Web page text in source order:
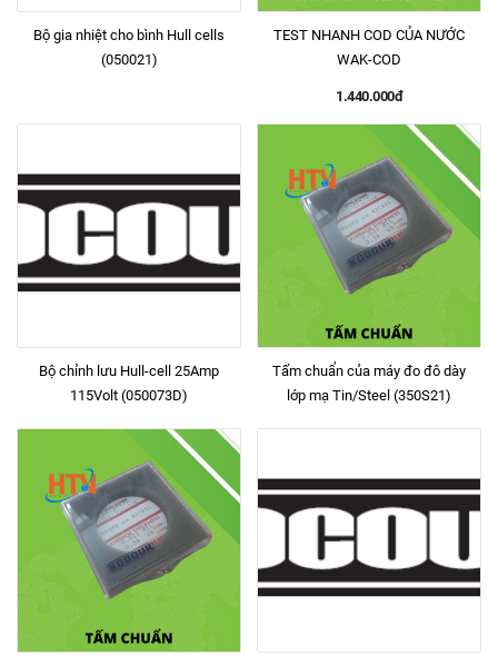
Bộ gia nhiệt cho bình Hull cells
(050021)
TEST NHANH COD CỦA NƯỚC
WAK-COD
1.440.000đ
Bộ chỉnh lưu Hull-cell 25Amp
115Volt (050073D)
Tấm chuẩn của máy đo đô dày
lớp mạ Tin/Steel (350S21)